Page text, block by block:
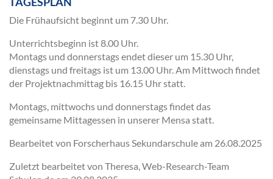
Die Frühaufsicht beginnt um 7.30 Uhr.
Unterrichtsbeginn ist 8.00 Uhr.
Montags und donnerstags endet dieser um 15.30 Uhr,
dienstags und freitags ist um 13.00 Uhr. Am Mittwoch findet
der Projektnachmittag bis 16.15 Uhr statt.
Montags, mittwochs und donnerstags findet das
gemeinsame Mittagessen in unserer Mensa statt.
Bearbeitet von Forscherhaus Sekundarschule am 26.08.2025
Zuletzt bearbeitet von Theresa, Web-Research-Team